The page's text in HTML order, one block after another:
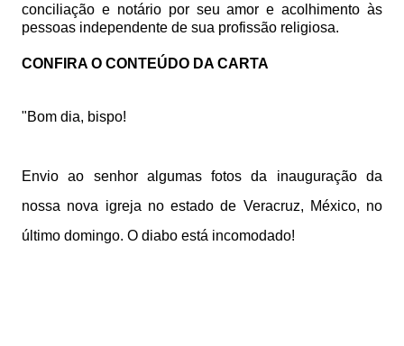
conciliação e notário por seu amor e acolhimento às
pessoas independente de sua profissão religiosa.
CONFIRA O CONTEÚDO DA CARTA
"Bom dia, bispo!
Envio ao senhor algumas fotos da inauguração da
nossa nova igreja no estado de Veracruz, México, no
último domingo. O diabo está incomodado!